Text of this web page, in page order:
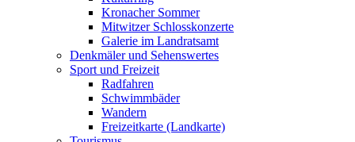
Kronacher Sommer
Mitwitzer Schlosskonzerte
Galerie im Landratsamt
Denkmäler und Sehenswertes
Sport und Freizeit
Radfahren
Schwimmbäder
Wandern
Freizeitkarte (Landkarte)